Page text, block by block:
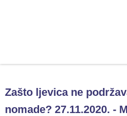
Zašto ljevica ne
nomade? 27.11.2020. -